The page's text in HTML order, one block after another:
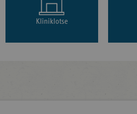
Kliniklotse